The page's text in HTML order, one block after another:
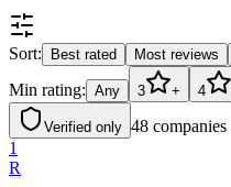
Sort: Best rated Most reviews
Min rating: Any 3 + 4
Verified only 48 companies
1
R